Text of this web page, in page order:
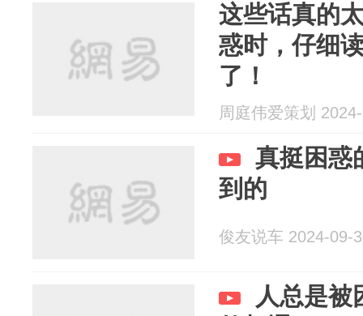
这些话真的
惑时，仔细
了！
周庭伟爱策划
真挺困惑
到的
俊友说车 2024-09-
人总是被